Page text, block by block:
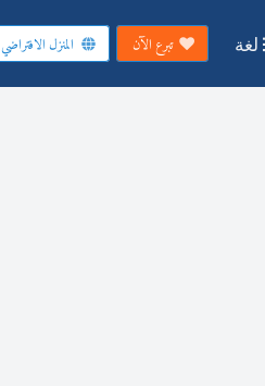
لغة تبرع الآن المنزل الافتراضي